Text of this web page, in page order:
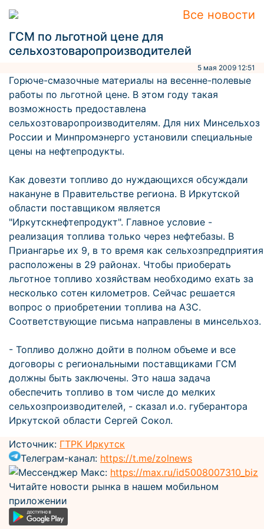
Все новости
ГСМ по льготной цене для
сельхозтоваропроизводителей
5 мая 2009 12:51
Горюче-смазочные материалы на весенне-полевые
работы по льготной цене. В этом году такая
возможность предоставлена
сельхозтоваропроизводителям. Для них Минсельхоз
России и Минпромэнерго установили специальные
цены на нефтепродукты.
Как довезти топливо до нуждающихся обсуждали
накануне в Правительстве региона. В Иркутской
области поставщиком является
"Иркутскнефтепродукт". Главное условие -
реализация топлива только через нефтебазы. В
Приангарье их 9, в то время как сельхозпредприятия
расположены в 29 районах. Чтобы приоберать
льготное топливо хозяйствам необходимо ехать за
несколько сотен километров. Сейчас решается
вопрос о приобретении топлива на АЗС.
Соответствующие письма направлены в минсельхоз.
- Топливо должно дойти в полном объеме и все
договоры с региональными поставщиками ГСМ
должны быть заключены. Это наша задача
обеспечить топливо в том числе до мелких
сельхозпроизводителей, - сказал и.о. губерантора
Иркутской области Сергей Сокол.
Источник: ГТРК Иркутск
Телеграм-канал: https://t.me/zolnews
Мессенджер Макс: https://max.ru/id5008007310_biz
Читайте новости рынка в нашем мобильном
приложении